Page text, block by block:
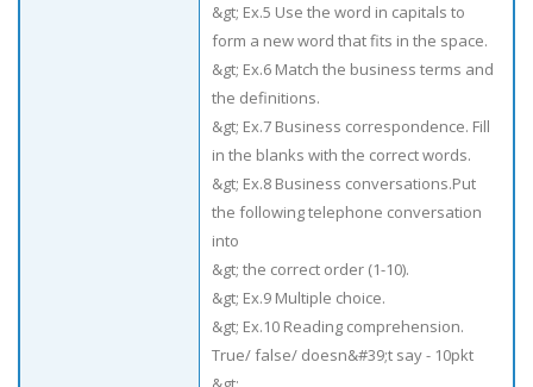
&gt; Ex.5 Use the word in capitals to
form a new word that fits in the space.
&gt; Ex.6 Match the business terms and
the definitions.
&gt; Ex.7 Business correspondence. Fill
in the blanks with the correct words.
&gt; Ex.8 Business conversations.Put
the following telephone conversation
into
&gt; the correct order (1-10).
&gt; Ex.9 Multiple choice.
&gt; Ex.10 Reading comprehension.
True/ false/ doesn&#39;t say - 10pkt